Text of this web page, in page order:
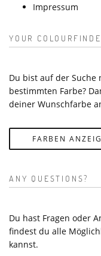
Impressum
YOUR
Du bist auf der Suche
bestimmten Farbe?
deiner Wunschfarbe
FARBEN
ANY QUESTIONS?
Du hast Fragen oder
findest du alle
kannst.